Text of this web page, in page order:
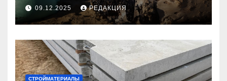
09.12.2025 РЕДАКЦИЯ
СТРОЙМАТЕРИАЛЫ